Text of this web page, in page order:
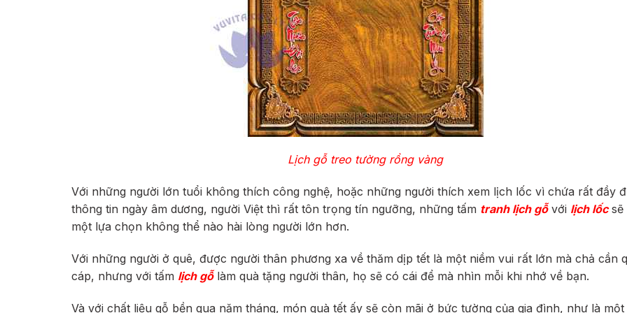
Lịch gỗ treo tường rồng vàng
Với những người lớn tuổi không thích công nghệ, hoặc những người thích xem lịch lốc vì chứa rất đầy
thông tin ngày âm dương, người Việt thì rất tôn trọng tín ngưỡng, những tấm tranh lịch gỗvới lịch lốcsẽ
một lựa chọn không thể nào hài lòng người lớn hơn.
Với những người ở quê, được người thân phương xa về thăm dịp tết là một niềm vui rất lớn mà chả cần
cáp, nhưng với tấm lịch gỗlàm quà tặng người thân, họ sẽ có cái để mà nhìn mỗi khi nhớ về bạn.
Và với chất liệu gỗ bền qua năm tháng, món quà tết ấy sẽ còn mãi ở bức tường của gia đình, như là